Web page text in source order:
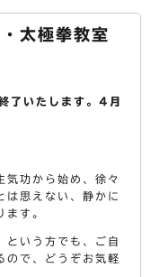
太極拳教室
いたします。4月
気功から始め、徐々
は思えない、静かに
ます。
という方でも、ご自
ので、どうぞお気軽